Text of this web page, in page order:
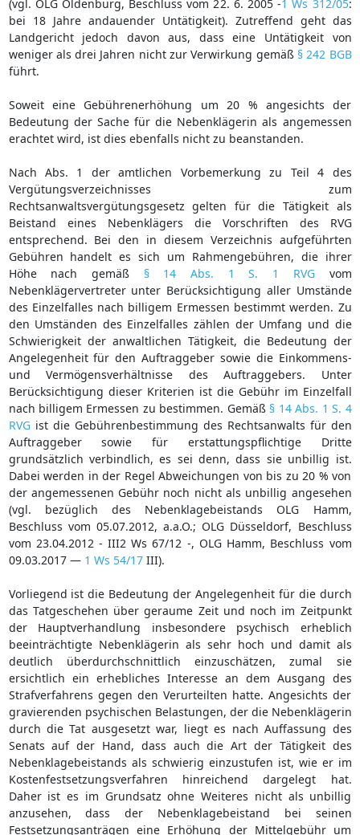
(vgl. OLG Oldenburg, Beschluss vom 22. 6. 2005 -1 Ws 312/05:
bei 18 Jahre andauender Untätigkeit). Zutreffend geht das
Landgericht jedoch davon aus, dass eine Untätigkeit von
weniger als drei Jahren nicht zur Verwirkung gemäß § 242 BGB
führt.
Soweit eine Gebührenerhöhung um 20 % angesichts der
Bedeutung der Sache für die Nebenklägerin als angemessen
erachtet wird, ist dies ebenfalls nicht zu beanstanden.
Nach Abs. 1 der amtlichen Vorbemerkung zu Teil 4 des
Vergütungsverzeichnisses zum
Rechtsanwaltsvergütungsgesetz gelten für die Tätigkeit als
Beistand eines Nebenklägers die Vorschriften des RVG
entsprechend. Bei den in diesem Verzeichnis aufgeführten
Gebühren handelt es sich um Rahmengebühren, die ihrer
Höhe nach gemäß § 14 Abs. 1 S. 1 RVGvom
Nebenklägervertreter unter Berücksichtigung aller Umstände
des Einzelfalles nach billigem Ermessen bestimmt werden. Zu
den Umständen des Einzelfalles zählen der Umfang und die
Schwierigkeit der anwaltlichen Tätigkeit, die Bedeutung der
Angelegenheit für den Auftraggeber sowie die Einkommens-
und Vermögensverhältnisse des Auftraggebers. Unter
Berücksichtigung dieser Kriterien ist die Gebühr im Einzelfall
nach billigem Ermessen zu bestimmen. Gemäß § 14 Abs. 1 S. 4
RVGist die Gebührenbestimmung des Rechtsanwalts für den
Auftraggeber sowie für erstattungspflichtige Dritte
grundsätzlich verbindlich, es sei denn, dass sie unbillig ist.
Dabei werden in der Regel Abweichungen von bis zu 20 % von
der angemessenen Gebühr noch nicht als unbillig angesehen
(vgl. bezüglich des Nebenklagebeistands OLG Hamm,
Beschluss vom 05.07.2012, a.a.O.; OLG Düsseldorf, Beschluss
vom 23.04.2012 - III2 Ws 67/12 -, OLG Hamm, Beschluss vom
09.03.2017 — 1 Ws 54/17III).
Vorliegend ist die Bedeutung der Angelegenheit für die durch
das Tatgeschehen über geraume Zeit und noch im Zeitpunkt
der Hauptverhandlung insbesondere psychisch erheblich
beeinträchtigte Nebenklägerin als sehr hoch und damit als
deutlich überdurchschnittlich einzuschätzen, zumal sie
ersichtlich ein erhebliches Interesse an dem Ausgang des
Strafverfahrens gegen den Verurteilten hatte. Angesichts der
gravierenden psychischen Belastungen, der die Nebenklägerin
durch die Tat ausgesetzt war, liegt es nach Auffassung des
Senats auf der Hand, dass auch die Art der Tätigkeit des
Nebenklagebeistands als schwierig einzustufen ist, wie er im
Kostenfestsetzungsverfahren hinreichend dargelegt hat.
Daher ist es im Grundsatz ohne Weiteres nicht als unbillig
anzusehen, dass der Nebenklagebeistand bei seinen
Festsetzungsanträgen eine Erhöhung der Mittelgebühr um